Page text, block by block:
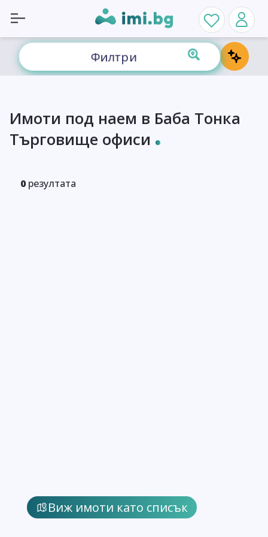
Филтри
Виж имоти като списък
Имоти под наем в Баба Тонка
Търговище офиси
0 резултата